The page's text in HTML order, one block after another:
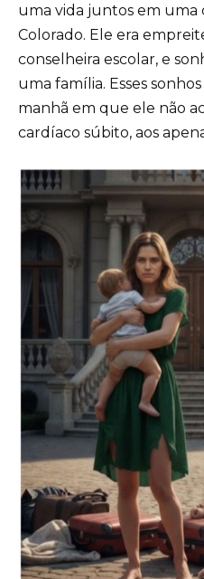
uma vida juntos em uma
Colorado. Ele era
conselheira escolar, e
uma família. Esses
manhã em que ele não
cardíaco súbito, aos